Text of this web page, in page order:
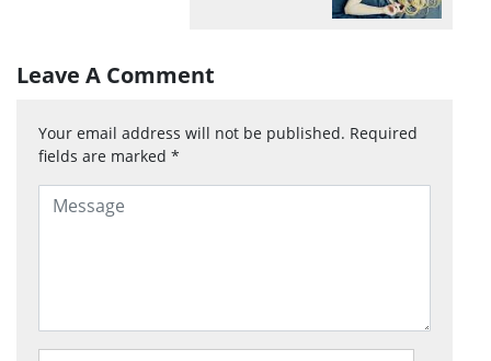
Leave A Comment
Your email address will not be published. Required
fields are marked *